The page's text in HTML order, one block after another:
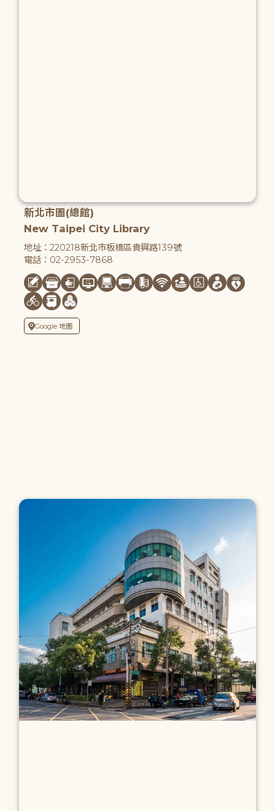
新北市圖(總館)
New Taipei City Library
地址：220218新北市板橋區貴興路139號
電話：02-2953-7868
Google 地圖